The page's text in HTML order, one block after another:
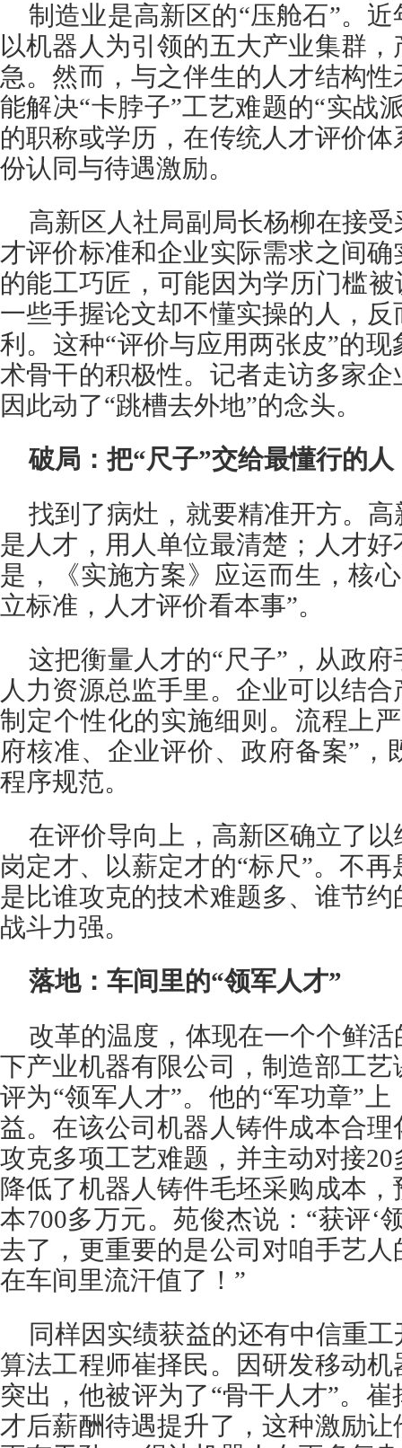
制造业是高新区的“压舱石”。
以机器人为引领的五大产业集群
急。然而，与之伴生的人才结构
能解决“卡脖子”工艺难题的“实战
的职称或学历，在传统人才评价
份认同与待遇激励。
高新区人社局副局长杨柳在接
才评价标准和企业实际需求之间
的能工巧匠，可能因为学历门槛
一些手握论文却不懂实操的人，
利。这种“评价与应用两张皮”的
术骨干的积极性。记者走访多家
因此动了“跳槽去外地”的念头。
破局：把“尺子”交给最懂行的人
找到了病灶，就要精准开方。
是人才，用人单位最清楚；人才
是，《实施方案》应运而生，核
立标准，人才评价看本事”。
这把衡量人才的“尺子”，从政
人力资源总监手里。企业可以结
制定个性化的实施细则。流程上
府核准、企业评价、政府备案”，
程序规范。
在评价导向上，高新区确立了
岗定才、以薪定才的“标尺”。不
是比谁攻克的技术难题多、谁节
战斗力强。
落地：车间里的“领军人才”
改革的温度，体现在一个个鲜
下产业机器有限公司，制造部工
评为“领军人才”。他的“军功章”
益。在该公司机器人铸件成本合
攻克多项工艺难题，并主动对接
降低了机器人铸件毛坯采购成本
本700多万元。苑俊杰说：“获评‘
去了，更重要的是公司对咱手艺
在车间里流汗值了！”
同样因实绩获益的还有中信重
算法工程师崔择民。因研发移动
突出，他被评为了“骨干人才”。
才后薪酬待遇提升了，这种激励